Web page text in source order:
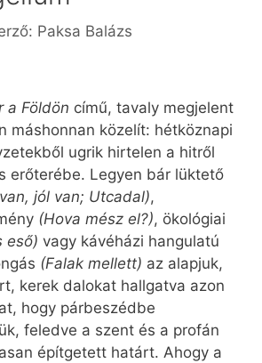
Paksa Balázs
a Földön című, tavaly megjelent
máshonnan közelít: hétköznapi
ugrik hirtelen a hitről
erőterébe. Legyen bár lüktető
jól van; Utcadal),
(Hova mész el?), ökológiai
eső) vagy kávéházi hangulatú
(Falak mellett) az alapjuk,
kerek dalokat hallgatva azon
hogy párbeszédbe
feledve a szent és a profán
építgetett határt. Ahogy a